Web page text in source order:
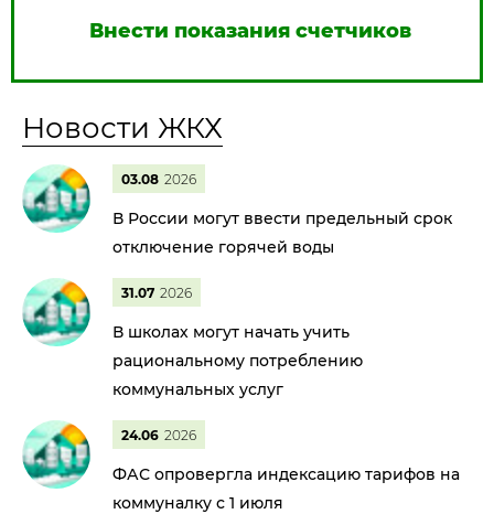
Внести показания счетчиков
Новости ЖКХ
03.08 2026
В России могут ввести предельный срок
отключение горячей воды
31.07 2026
В школах могут начать учить
рациональному потреблению
коммунальных услуг
24.06 2026
ФАС опровергла индексацию тарифов на
коммуналку с 1 июля